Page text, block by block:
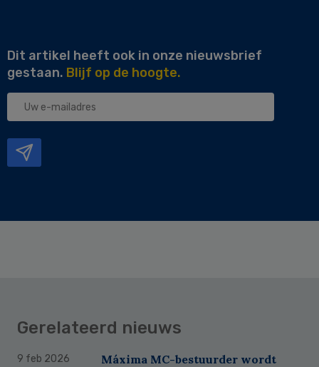
Dit artikel heeft ook in onze nieuwsbrief
gestaan. Blijf op de hoogte.
Uw
Gerelateerd nieuws
9 feb 2026
Máxima MC-bestuurder wordt